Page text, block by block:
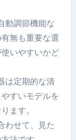
動調節機能な
無も重要な選
いやすいかど
は定期的な清
すいモデルを
ます。
わせて、見た